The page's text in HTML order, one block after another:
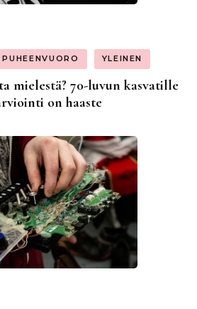
PUHEENVUORO YLEINEN
mielestä? 70-luvun kasvatille
on haaste